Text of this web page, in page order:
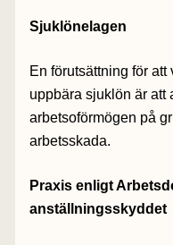
Sjuklönelagen
En förutsättning för
uppbära sjuklön är att
arbetsoförmögen på
arbetsskada.
Praxis enligt
anställningsskyddet